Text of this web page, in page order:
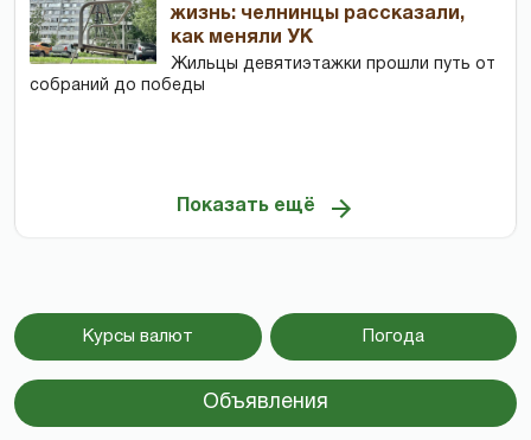
жизнь: челнинцы рассказали,
как меняли УК
Жильцы девятиэтажки прошли путь от
собраний до победы
Показать ещё
Курсы валют Погода
Объявления